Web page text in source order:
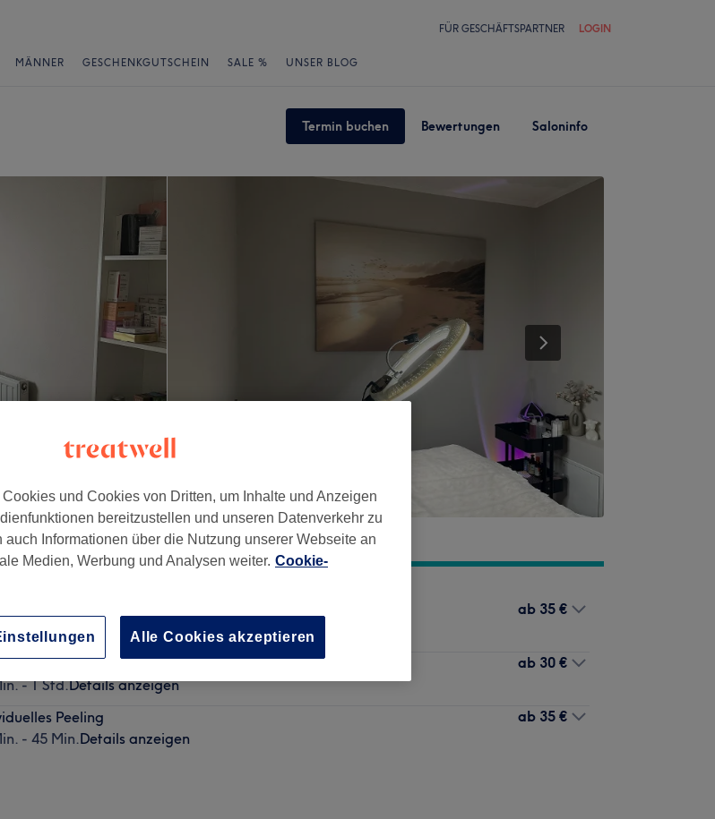
FÜR GESCHÄFTSPARTNER LOGIN
MÄNNER GESCHENKGUTSCHEIN SALE % UNSER BLOG
Termin buchen Bewertungen Saloninfo
- 1 Std. 30 Min.
Details anzeigen
ab 35 €
- 1 Std.Details anzeigen
ab 30 €
Peeling
- 45 Min.Details anzeigen
ab 35 €
und Cookies von Dritten, um Inhalte und Anzeigen
bereitzustellen und unseren Datenverkehr zu
Informationen über die Nutzung unserer Webseite an
Medien, Werbung und Analysen weiter. Cookie-
Alle Cookies akzeptieren